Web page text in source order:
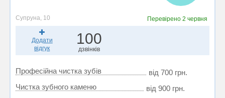
Супруна, 10 Перевірено 2 червня
Додати
відгук
100
дзвінків
Професійна чистка зубів
від 700 грн.
Чистка зубного каменю
від 900 грн.